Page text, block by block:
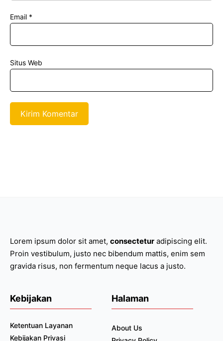
Email *
Situs Web
Lorem ipsum dolor sit amet, consectetur adipiscing elit.
Proin vestibulum, justo nec bibendum mattis, enim sem
gravida risus, non fermentum neque lacus a justo.
Kebijakan
Ketentuan Layanan
Kebijakan Privasi
Halaman
About Us